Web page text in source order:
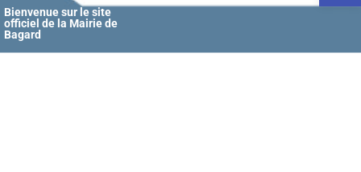
Accueil
Bienvenue sur le site
officiel de la Mairie de
Bagard